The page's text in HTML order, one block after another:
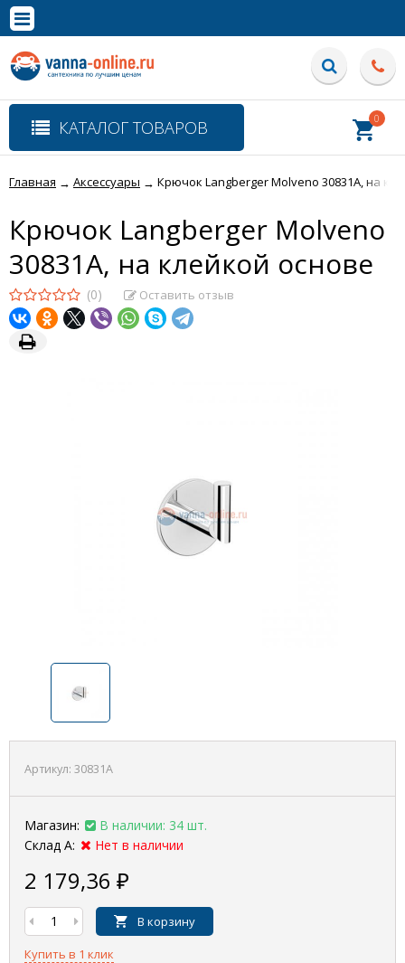
Полная версия сайта
КАТАЛОГ ТОВАРОВ 0
Главная → Аксессуары → Крючок Langberger Molveno 30831A, на
Крючок Langberger Molveno
30831A, на клейкой основе
(0) Оставить отзыв
Артикул: 30831A
Магазин:
В наличии: 34 шт.
Склад А:
Нет в наличии
2 179,36 ₽
В корзину
Купить в 1 клик